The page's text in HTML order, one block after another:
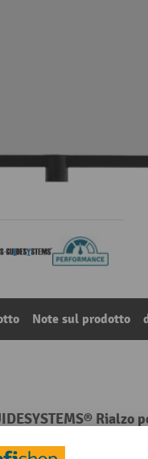
Note sul prodotto